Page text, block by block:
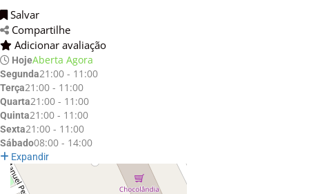
Salvar
Compartilhe
Adicionar avaliação
HojeAberta Agora
Segunda21:00 - 11:00
Terça21:00 - 11:00
Quarta21:00 - 11:00
Quinta21:00 - 11:00
Sexta21:00 - 11:00
Sábado08:00 - 14:00
Expandir